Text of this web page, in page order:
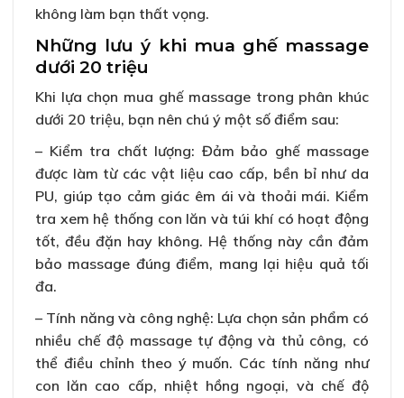
không làm bạn thất vọng.
Những lưu ý khi mua ghế massage
dưới 20 triệu
Khi lựa chọn mua ghế massage trong phân khúc
dưới 20 triệu, bạn nên chú ý một số điểm sau:
– Kiểm tra chất lượng: Đảm bảo ghế massage
được làm từ các vật liệu cao cấp, bền bỉ như da
PU, giúp tạo cảm giác êm ái và thoải mái. Kiểm
tra xem hệ thống con lăn và túi khí có hoạt động
tốt, đều đặn hay không. Hệ thống này cần đảm
bảo massage đúng điểm, mang lại hiệu quả tối
đa.
– Tính năng và công nghệ: Lựa chọn sản phẩm có
nhiều chế độ massage tự động và thủ công, có
thể điều chỉnh theo ý muốn. Các tính năng như
con lăn cao cấp, nhiệt hồng ngoại, và chế độ